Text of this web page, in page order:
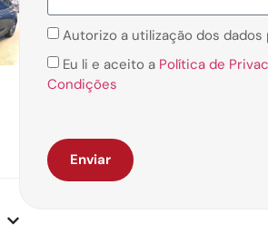
Autorizo a utilização dos
Eu li e aceito a Política de
Condições
Enviar